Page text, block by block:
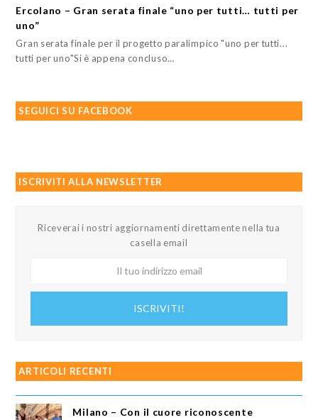
Ercolano – Gran serata finale “uno per tutti… tutti per
uno”
Gran serata finale per il progetto paralimpico "uno per tutti...
tutti per uno"Si è appena concluso…
SEGUICI SU FACEBOOK
ISCRIVITI ALLA NEWSLETTER
Riceverai i nostri aggiornamenti direttamente nella tua
casella email
ISCRIVITI!
ARTICOLI RECENTI
Milano – Con il cuore riconoscente